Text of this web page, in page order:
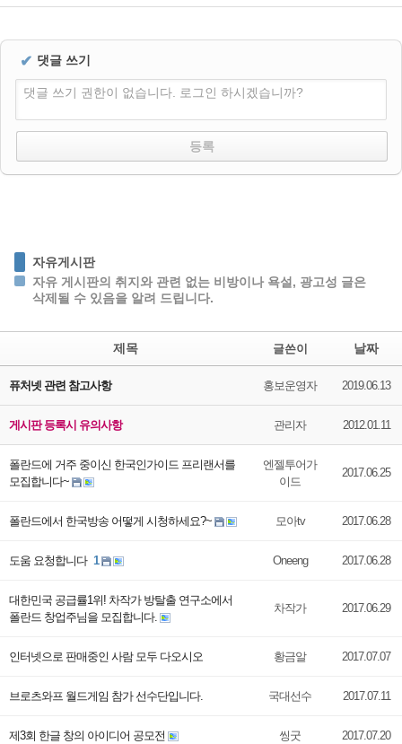
✔ 댓글 쓰기
댓글 쓰기 권한이 없습니다. 로그인 하시겠습니까?
자유게시판
자유 게시판의 취지와 관련 없는 비방이나 욕설, 광고성 글은
삭제될 수 있음을 알려 드립니다.
제목 글쓴이 날짜
퓨처넷 관련 참고사항 홍보운영자 2019.06.13
게시판 등록시 유의사항 관리자 2012.01.11
폴란드에 거주 중이신 한국인가이드 프리랜서를
모집합니다~
엔젤투어가
이드
2017.06.25
폴란드에서 한국방송 어떻게 시청하세요?~ 모아tv 2017.06.28
도움 요청합니다 1 Oneeng 2017.06.28
대한민국 공급률1위! 차작가 방탈출 연구소에서
폴란드 창업주님을 모집합니다.
차작가 2017.06.29
인터넷으로 판매중인 사람 모두 다오시오 황금알 2017.07.07
브로츠와프 월드게임 참가 선수단입니다. 국대선수 2017.07.11
제3회 한글 창의 아이디어 공모전 씽굿 2017.07.20